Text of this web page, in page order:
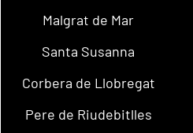
Malgrat de Mar
Santa Susanna
Corbera de Llobregat
Pere de Riudebitlles